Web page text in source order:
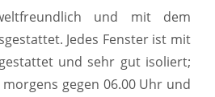
und mit dem
Jedes Fenster ist mit
und sehr gut isoliert;
gegen 06.00 Uhr und